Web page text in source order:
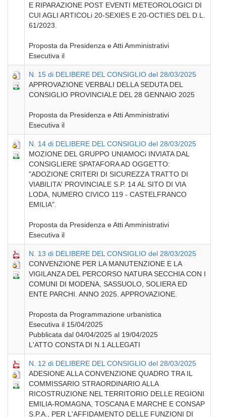
E RIPARAZIONE POST EVENTI METEOROLOGICI DI
CUI AGLI ARTICOLi 20-SEXIES E 20-OCTIES DEL D.L.
61/2023.
Proposta da Presidenza e Atti Amministrativi
Esecutiva il
N. 15 di DELIBERE DEL CONSIGLIO del 28/03/2025
APPROVAZIONE VERBALI DELLA SEDUTA DEL
CONSIGLIO PROVINCIALE DEL 28 GENNAIO 2025
Proposta da Presidenza e Atti Amministrativi
Esecutiva il
N. 14 di DELIBERE DEL CONSIGLIO del 28/03/2025
MOZIONE DEL GRUPPO UNIAMOCi INVIATA DAL
CONSIGLIERE SPATAFORA AD OGGETTO:
"ADOZIONE CRITERI DI SICUREZZA TRATTO DI
VIABILITA' PROVINCIALE S.P. 14 AL SITO DI VIA
LODA, NUMERO CIVICO 119 - CASTELFRANCO
EMILIA".
Proposta da Presidenza e Atti Amministrativi
Esecutiva il
N. 13 di DELIBERE DEL CONSIGLIO del 28/03/2025
CONVENZIONE PER LA MANUTENZIONE E LA
VIGILANZA DEL PERCORSO NATURA SECCHIA CON I
COMUNI DI MODENA, SASSUOLO, SOLIERA ED
ENTE PARCHI. ANNO 2025. APPROVAZIONE.
Proposta da Programmazione urbanistica
Esecutiva il 15/04/2025
Pubblicata dal 04/04/2025 al 19/04/2025
L'ATTO CONSTA DI N.1 ALLEGATI
N. 12 di DELIBERE DEL CONSIGLIO del 28/03/2025
ADESIONE ALLA CONVENZIONE QUADRO TRA IL
COMMISSARIO STRAORDINARIO ALLA
RICOSTRUZIONE NEL TERRITORIO DELLE REGIONI
EMILIA-ROMAGNA, TOSCANA E MARCHE E CONSAP
S.P.A., PER L'AFFIDAMENTO DELLE FUNZIONI DI